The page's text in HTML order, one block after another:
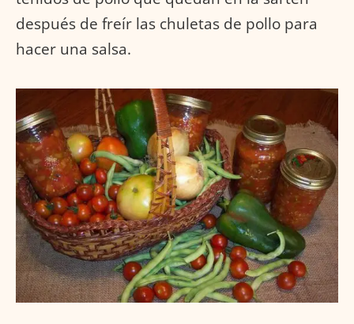
después de freír las chuletas de pollo para
hacer una salsa.